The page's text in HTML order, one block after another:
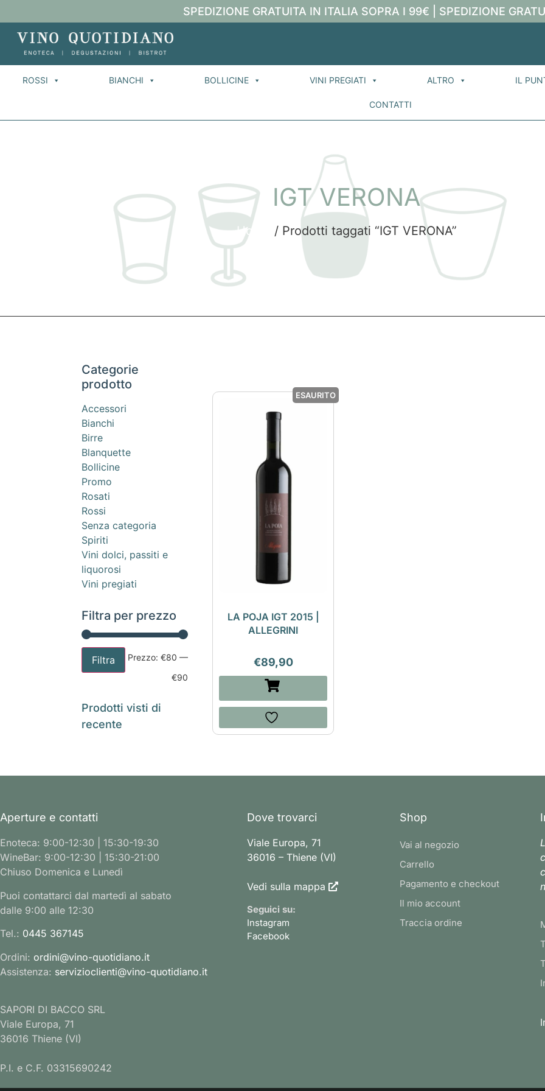
SPEDIZIONE GRATUITA IN ITALIA SOPRA I 99€ | SPEDIZIONE
ROSSI BIANCHI BOLLICINE VINI PREGIATI ALTRO IL
CONTATTI
IGT VERONA
Home / Prodotti taggati “IGT VERONA”
Categorie
prodotto
Accessori
Bianchi
Birre
Blanquette
Bollicine
Promo
Rosati
Rossi
Senza categoria
Spiriti
Vini dolci, passiti e
liquorosi
Vini pregiati
Filtra per prezzo
Filtra Prezzo:€80 —
€90
Prodotti visti di
recente
ESAURITO
LA POJA IGT 2015 |
ALLEGRINI
€89,90
Aperture e contatti
Enoteca: 9:00-12:30 | 15:30-19:30
WineBar: 9:00-12:30 | 15:30-21:00
Chiuso Domenica e Lunedì
Puoi contattarci dal martedì al sabato
dalle 9:00 alle 12:30
Tel.: 0445 367145
Ordini: ordini@vino-quotidiano.it
Assistenza: servizioclienti@vino-quotidiano.it
SAPORI DI BACCO SRL
Viale Europa, 71
36016 Thiene (VI)
P.I. e C.F. 03315690242
Dove trovarci
Viale Europa, 71
36016 – Thiene (VI)
Vedi sulla mappa
Seguici su:
Instagram
Facebook
Shop
Vai al negozio
Carrello
Pagamento e checkout
Il mio account
Traccia ordine